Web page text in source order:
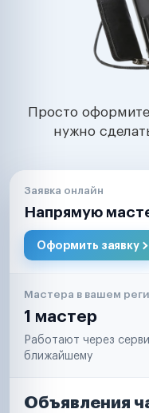
Просто
нужно
Заявка онлайн
Напрямую
Оформить заявку
Мастера в вашем
1 мастер
Работают через
ближайшему
Объявления